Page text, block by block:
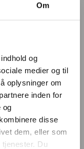
Om
og
medier og til
oplysninger om
inden for
og
disse
dem, eller som
Du